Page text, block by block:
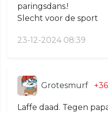
paringsdans.!
Slecht voor de sport
23-12-2024 08:39
Grotesmurf
Laffe daad. Tegen